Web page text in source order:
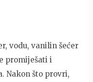
vodu, vanilin šećer
promiješati i
Nakon što provri,